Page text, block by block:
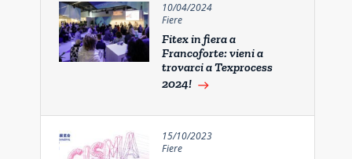
10/04/2024
Fiere
Fitex in fiera a
Francoforte: vieni a
trovarci a Texprocess
2024! east
15/10/2023
Fiere